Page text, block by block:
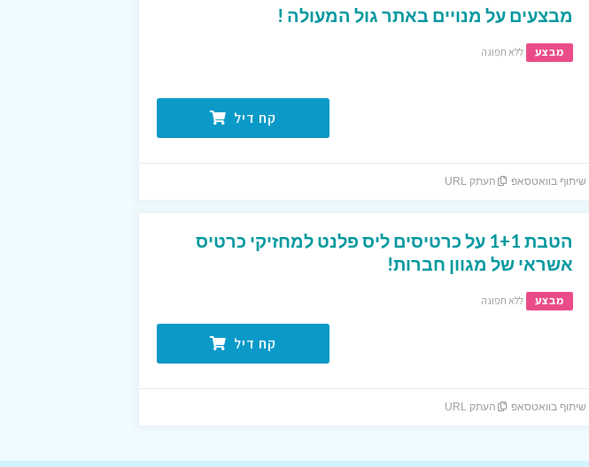
מבצעים על מנויים באתר גול המעולה !
מבצע ללא תפוגה
קח דיל
שיתוף בוואטסאפ העתק URL
הטבת 1+1 על כרטיסים ליס פלנט למחזיקי כרטיס
אשראי של מגוון חברות!
מבצע ללא תפוגה
קח דיל
שיתוף בוואטסאפ העתק URL